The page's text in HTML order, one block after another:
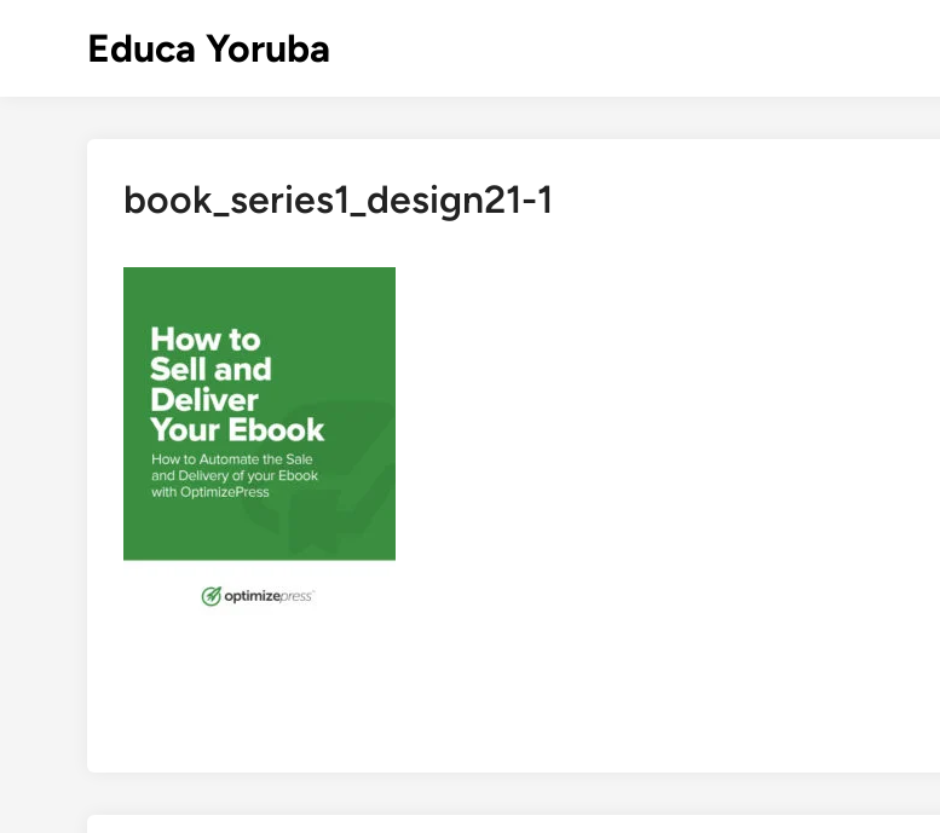
Educa Yoruba
book_series1_design21-1